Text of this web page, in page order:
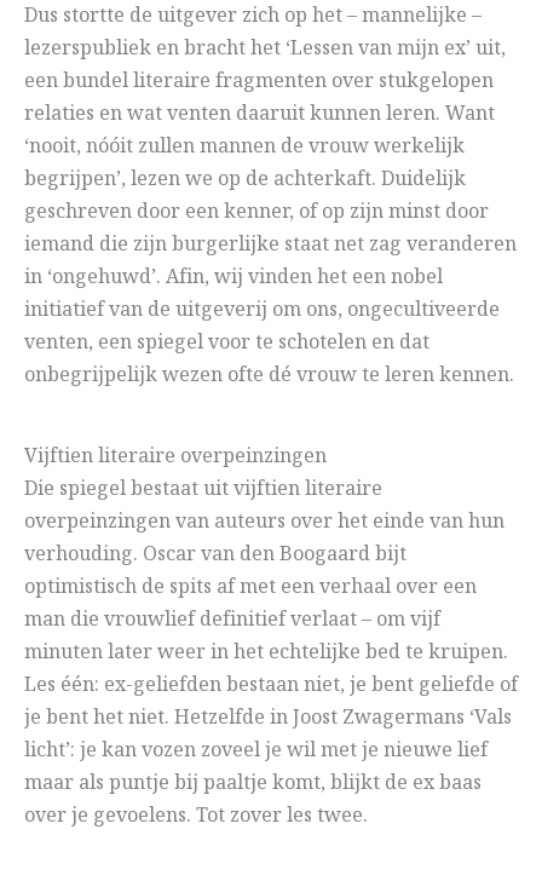
Dus stortte de uitgever zich op het – mannelijke –
lezerspubliek en bracht het ‘Lessen van mijn ex’ uit,
een bundel literaire fragmenten over stukgelopen
relaties en wat venten daaruit kunnen leren. Want
‘nooit, nóóit zullen mannen de vrouw werkelijk
begrijpen’, lezen we op de achterkaft. Duidelijk
geschreven door een kenner, of op zijn minst door
iemand die zijn burgerlijke staat net zag veranderen
in ‘ongehuwd’. Afin, wij vinden het een nobel
initiatief van de uitgeverij om ons, ongecultiveerde
venten, een spiegel voor te schotelen en dat
onbegrijpelijk wezen ofte dé vrouw te leren kennen.
Vijftien literaire overpeinzingen
Die spiegel bestaat uit vijftien literaire
overpeinzingen van auteurs over het einde van hun
verhouding. Oscar van den Boogaard bijt
optimistisch de spits af met een verhaal over een
man die vrouwlief definitief verlaat – om vijf
minuten later weer in het echtelijke bed te kruipen.
Les één: ex-geliefden bestaan niet, je bent geliefde of
je bent het niet. Hetzelfde in Joost Zwagermans ‘Vals
licht’: je kan vozen zoveel je wil met je nieuwe lief
maar als puntje bij paaltje komt, blijkt de ex baas
over je gevoelens. Tot zover les twee.